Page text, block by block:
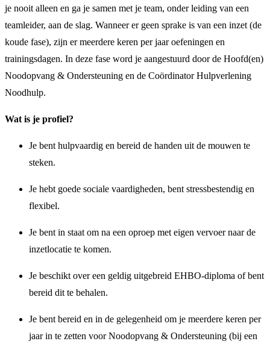
je nooit alleen en ga je samen met je team, onder leiding van een
teamleider, aan de slag. Wanneer er geen sprake is van een inzet (de
koude fase), zijn er meerdere keren per jaar oefeningen en
trainingsdagen. In deze fase word je aangestuurd door de Hoofd(en)
Noodopvang & Ondersteuning en de Coördinator Hulpverlening
Noodhulp.
Wat is je profiel?
Je bent hulpvaardig en bereid de handen uit de mouwen te
steken.
Je hebt goede sociale vaardigheden, bent stressbestendig en
flexibel.
Je bent in staat om na een oproep met eigen vervoer naar de
inzetlocatie te komen.
Je beschikt over een geldig uitgebreid EHBO-diploma of bent
bereid dit te behalen.
Je bent bereid en in de gelegenheid om je meerdere keren per
jaar in te zetten voor Noodopvang & Ondersteuning (bij een